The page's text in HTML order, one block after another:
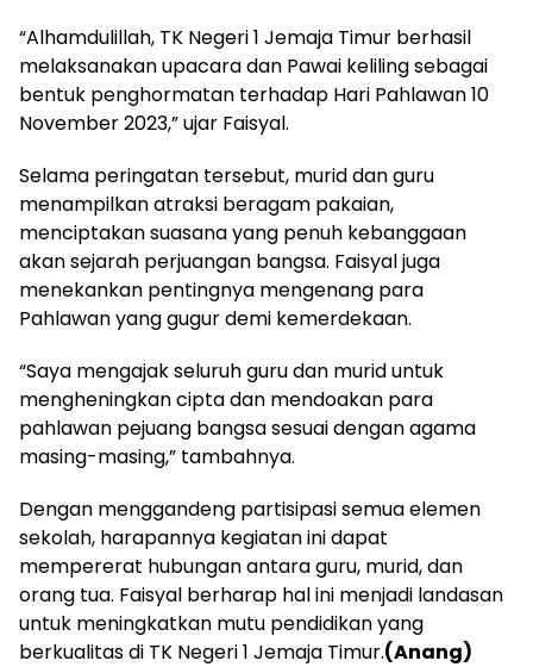
“Alhamdulillah, TK Negeri 1 Jemaja Timur berhasil
melaksanakan upacara dan Pawai keliling sebagai
bentuk penghormatan terhadap Hari Pahlawan 10
November 2023,” ujar Faisyal.
Selama peringatan tersebut, murid dan guru
menampilkan atraksi beragam pakaian,
menciptakan suasana yang penuh kebanggaan
akan sejarah perjuangan bangsa. Faisyal juga
menekankan pentingnya mengenang para
Pahlawan yang gugur demi kemerdekaan.
“Saya mengajak seluruh guru dan murid untuk
mengheningkan cipta dan mendoakan para
pahlawan pejuang bangsa sesuai dengan agama
masing-masing,” tambahnya.
Dengan menggandeng partisipasi semua elemen
sekolah, harapannya kegiatan ini dapat
mempererat hubungan antara guru, murid, dan
orang tua. Faisyal berharap hal ini menjadi landasan
untuk meningkatkan mutu pendidikan yang
berkualitas di TK Negeri 1 Jemaja Timur.(Anang)